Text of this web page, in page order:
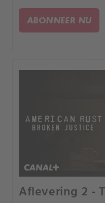
ABONNEER NU
Aflevering 2 -